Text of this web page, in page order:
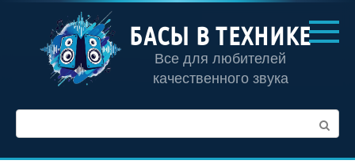
контенту
БАСЫ В ТЕХНИКЕ
Все для любителей
качественного звука